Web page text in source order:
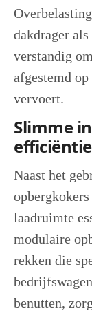
dakdrager
verstandig
afgestemd
vervoert.
Slimme
efficiëntie
Naast het
laadruimte
modulaire
rekken die
benutten,